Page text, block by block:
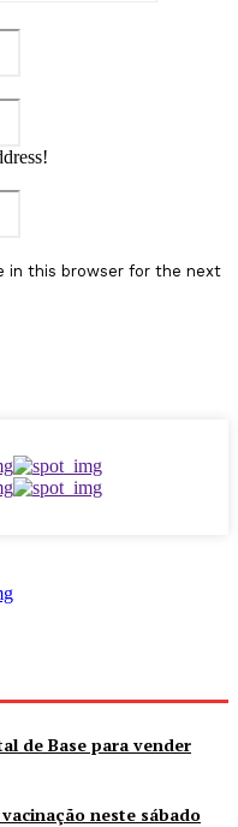
in this browser for the next
de Base para vender
neste sábado